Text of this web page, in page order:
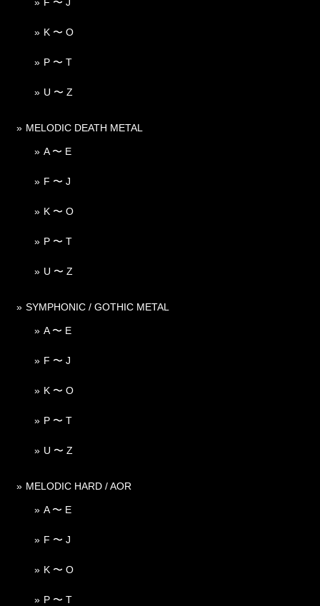
K 〜 O
P 〜 T
U 〜 Z
MELODIC DEATH METAL
A 〜 E
F 〜 J
K 〜 O
P 〜 T
U 〜 Z
SYMPHONIC / GOTHIC METAL
A 〜 E
F 〜 J
K 〜 O
P 〜 T
U 〜 Z
MELODIC HARD / AOR
A 〜 E
F 〜 J
K 〜 O
P 〜 T